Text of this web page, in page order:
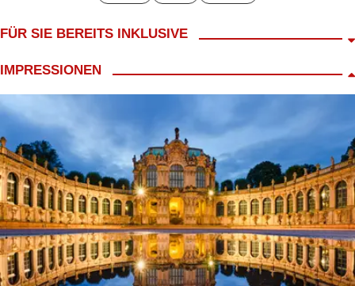
FÜR SIE BEREITS INKLUSIVE
LANG Reiseleiter
Begrüßungskaffee
inkl. Mittagessen
inkl. Sektempfang
Eintritt zum "Neujahrskonzert“ unterhaltsam präsentiert von den
Solisten des
DRESDNER RESIDENZ ORCHESTERs
IMPRESSIONEN